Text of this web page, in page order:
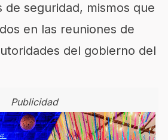
de seguridad, mismos que
en las reuniones de
del gobierno del
Publicidad